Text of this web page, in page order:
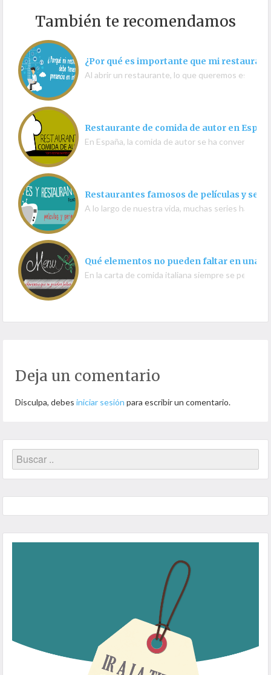
También te recomendamos
¿Por qué es importante que mi
Al abrir un restaurante, lo que queremos es que
Restaurante de comida de autor en
En España, la comida de autor se ha convertido
Restaurantes famosos de películas y
A lo largo de nuestra vida, muchas series han
Qué elementos no pueden faltar en una
En la carta de comida italiana siempre se
Deja un comentario
Disculpa, debes iniciar sesión para escribir un comentario.